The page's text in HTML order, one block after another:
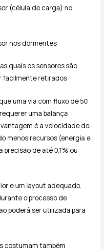
(célula de carga) no
nos dormentes
quais os sensores são
facilmente retirados
uma via com fluxo de 50
uma balança
é a velocidade do
menos recursos (energia e
de até 0,1% ou
e um layout adequado,
o processo de
poderá ser utilizada para
costumam também